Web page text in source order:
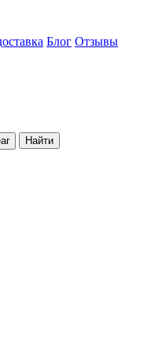
Блог Отзывы
Найти